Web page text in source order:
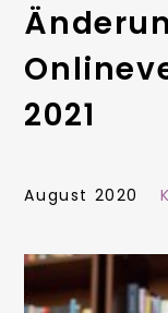
2021
August 2020